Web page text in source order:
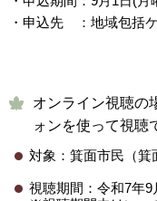
・申込先 ：地域包括
オンライン視聴の
ォンを使って視聴
対象：箕面市民（箕
視聴期間：令和7年